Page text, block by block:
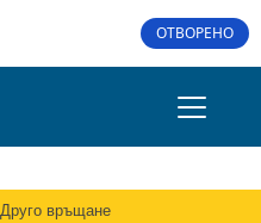
ОТВОРЕНО
Друго връщане